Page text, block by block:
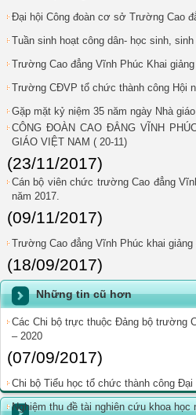
Đại hội Công đoàn cơ sở Trường Cao
Tuần sinh hoạt công dân- học sinh, sinh
Trường Cao đẳng Vĩnh Phúc Khai
Trường CĐVP tổ chức thành công Hội
Gặp mặt kỷ niệm 35 năm ngày Nhà
CÔNG ĐOÀN CAO ĐẲNG VĨNH
GIÁO VIỆT NAM ( 20-11)
(23/11/2017)
Cán bộ viên chức trường Cao đẳng
năm 2017.
(09/11/2017)
Trường Cao đẳng Vĩnh Phúc khai
(18/09/2017)
Những tin cũ hơn
Các Chi bộ trực thuộc Đảng bộ trường
– 2020
(07/09/2017)
Chi bộ Tiểu học tổ chức thành công
Nghiệm thu đề tài nghiên cứu khoa học